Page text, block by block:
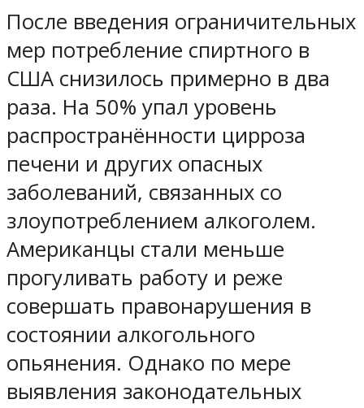
После введения ограничительных
мер потребление спиртного в
США снизилось примерно в два
раза. На 50% упал уровень
распространённости цирроза
печени и других опасных
заболеваний, связанных со
злоупотреблением алкоголем.
Американцы стали меньше
прогуливать работу и реже
совершать правонарушения в
состоянии алкогольного
опьянения. Однако по мере
выявления законодательных